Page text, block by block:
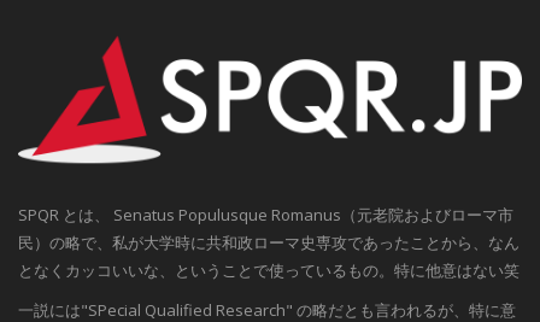
SPQR とは、 Senatus Populusque Romanus（元老院およびローマ市
民）の略で、私が大学時に共和政ローマ史専攻であったことから、なん
となくカッコいいな、ということで使っているもの。特に他意はない笑
一説には"SPecial Qualified Research" の略だとも言われるが、特に意